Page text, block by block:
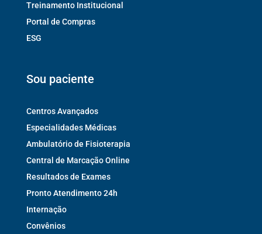
Treinamento Institucional
Portal de Compras
ESG
Sou paciente
Centros Avançados
Especialidades Médicas
Ambulatório de Fisioterapia
Central de Marcação Online
Resultados de Exames
Pronto Atendimento 24h
Internação
Convênios